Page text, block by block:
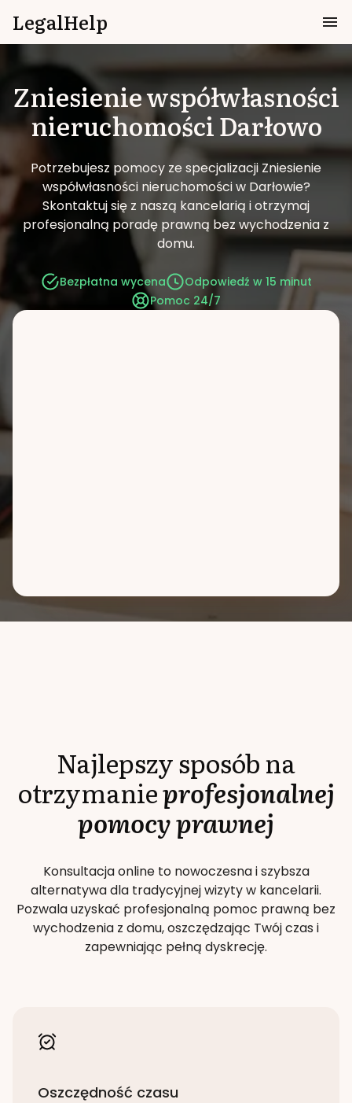
LegalHelp
Zniesienie współwłasności
nieruchomościDarłowo
Potrzebujesz pomocy ze specjalizacji Zniesienie
współwłasności nieruchomości w Darłowie?
Skontaktuj się z naszą kancelarią i otrzymaj
profesjonalną poradę prawną bez wychodzenia z
domu.
Bezpłatna wycena
Odpowiedź w 15 minut
Pomoc 24/7
Najlepszy sposób na
otrzymanieprofesjonalnej
pomocy prawnej
Konsultacja online to nowoczesna i szybsza
alternatywa dla tradycyjnej wizyty w kancelarii.
Pozwala uzyskać profesjonalną pomoc prawną bez
wychodzenia z domu, oszczędzając Twój czas i
zapewniając pełną dyskrecję.
Oszczędność czasu